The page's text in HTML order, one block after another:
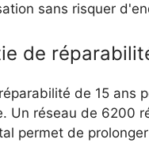
sans risquer
de
de 15 ans
Un réseau de 6200
permet de